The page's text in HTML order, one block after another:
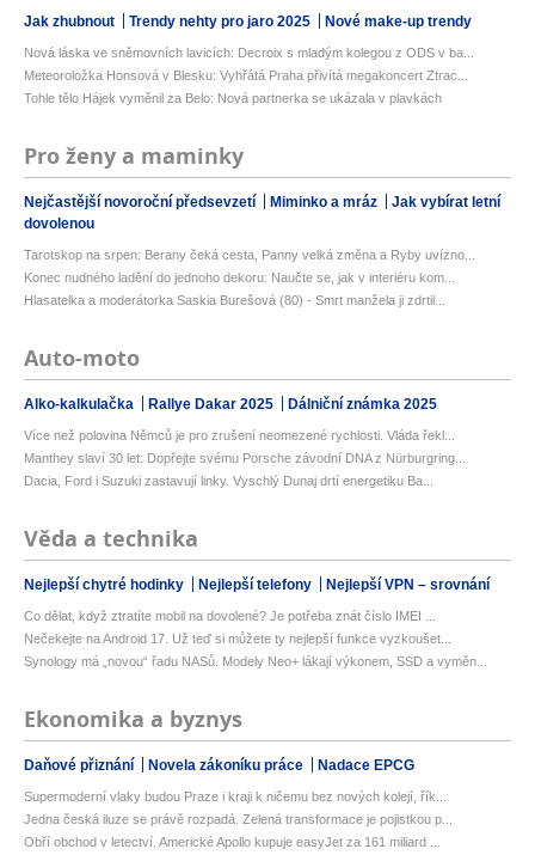
Jak zhubnout Trendy nehty pro jaro 2025 Nové make-up trendy
Nová láska ve sněmovních lavicích: Decroix s mladým kolegou z ODS v ba...
Meteoroložka Honsová v Blesku: Vyhřátá Praha přivítá megakoncert Ztrac...
Tohle tělo Hájek vyměnil za Belo: Nová partnerka se ukázala v plavkách
Pro ženy a maminky
Nejčastější novoroční předsevzetí Miminko a mráz
Jak vybírat letní
dovolenou
Tarotskop na srpen: Berany čeká cesta, Panny velká změna a Ryby uvízno...
Konec nudného ladění do jednoho dekoru: Naučte se, jak v interiéru kom...
Hlasatelka a moderátorka Saskia Burešová (80) - Smrt manžela ji zdrtil...
Auto-moto
Alko-kalkulačka Rallye Dakar 2025 Dálniční známka 2025
Více než polovina Němců je pro zrušení neomezené rychlosti. Vláda řekl...
Manthey slaví 30 let: Dopřejte svému Porsche závodní DNA z Nürburgring...
Dacia, Ford i Suzuki zastavují linky. Vyschlý Dunaj drtí energetiku Ba...
Věda a technika
Nejlepší chytré hodinky Nejlepší telefony Nejlepší VPN – srovnání
Co dělat, když ztratíte mobil na dovolené? Je potřeba znát číslo IMEI ...
Nečekejte na Android 17. Už teď si můžete ty nejlepší funkce vyzkoušet...
Synology má „novou“ řadu NASů. Modely Neo+ lákají výkonem, SSD a vyměn...
Ekonomika a byznys
Daňové přiznání Novela zákoníku práce Nadace EPCG
Supermoderní vlaky budou Praze i kraji k ničemu bez nových kolejí, řík...
Jedna česká iluze se právě rozpadá. Zelená transformace je pojistkou p...
Obří obchod v letectví. Americké Apollo kupuje easyJet za 161 miliard ...